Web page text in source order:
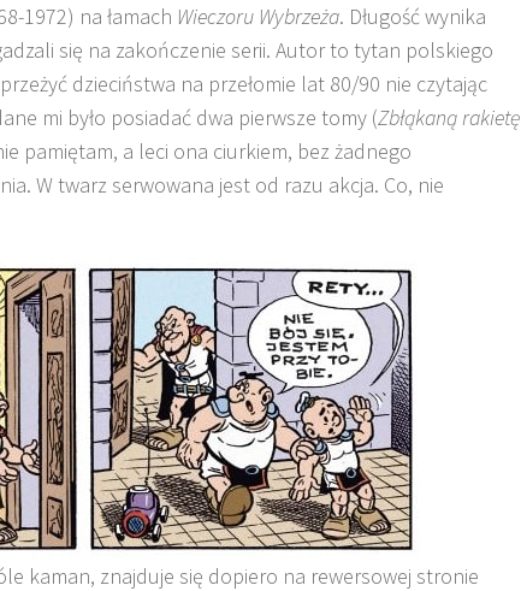
1972) na łamach Wieczoru Wybrzeża. Długość wynika
się na zakończenie serii. Autor to tytan polskiego
dzieciństwa na przełomie lat 80/90 nie czytając
mi było posiadać dwa pierwsze tomy (Zbłąkaną rakietę
pamiętam, a leci ona ciurkiem, bez żadnego
W twarz serwowana jest od razu akcja. Co, nie
kaman, znajduje się dopiero na rewersowej stronie